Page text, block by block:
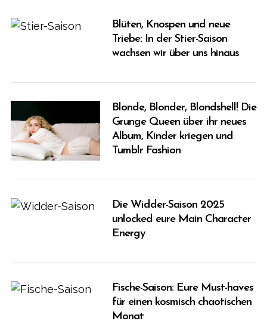
Blüten, Knospen und neue
Triebe: In der Stier-Saison
wachsen wir über uns hinaus
Blonde, Blonder, Blondshell! Die
Grunge Queen über ihr neues
Album, Kinder kriegen und
Tumblr Fashion
Die Widder-Saison 2025
unlocked eure Main Character
Energy
Fische-Saison: Eure Must-haves
für einen kosmisch chaotischen
Monat